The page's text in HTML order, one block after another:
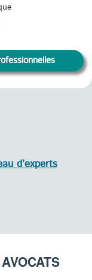
d’experts